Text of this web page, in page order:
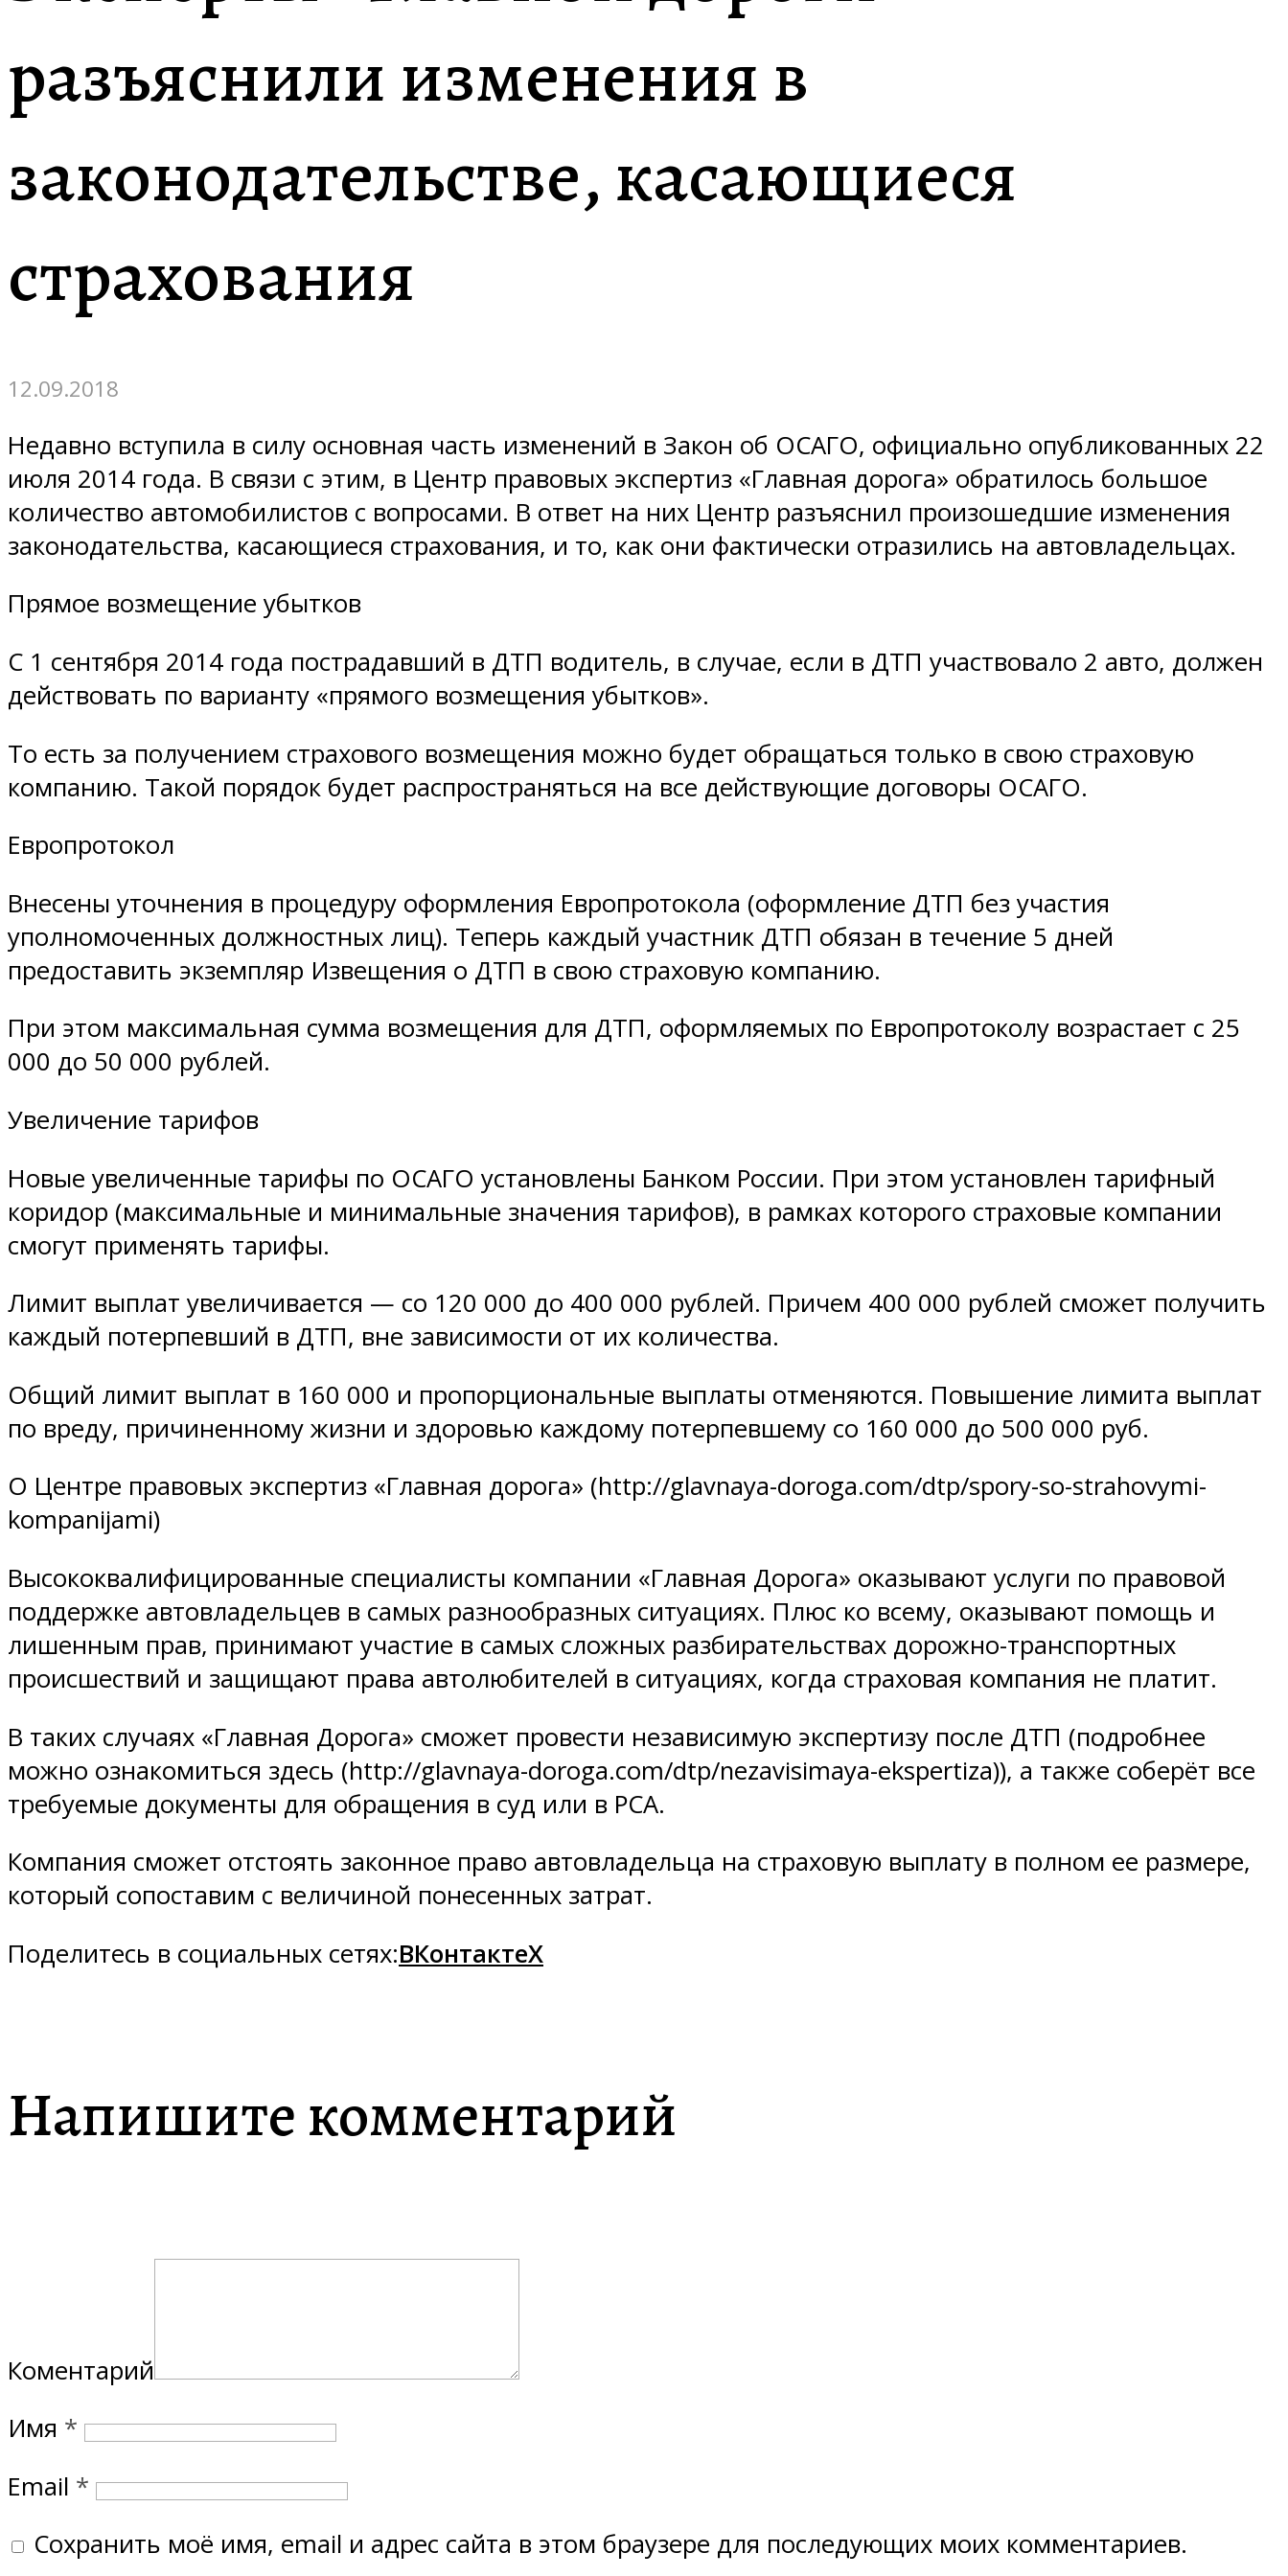
разъяснили изменения в
законодательстве, касающиеся
страхования
12.09.2018
Недавно вступила в силу основная часть изменений в Закон об ОСАГО, официально опубликованных 22
июля 2014 года. В связи с этим, в Центр правовых экспертиз «Главная дорога» обратилось большое
количество автомобилистов с вопросами. В ответ на них Центр разъяснил произошедшие изменения
законодательства, касающиеся страхования, и то, как они фактически отразились на автовладельцах.
Прямое возмещение убытков
С 1 сентября 2014 года пострадавший в ДТП водитель, в случае, если в ДТП участвовало 2 авто, должен
действовать по варианту «прямого возмещения убытков».
То есть за получением страхового возмещения можно будет обращаться только в свою страховую
компанию. Такой порядок будет распространяться на все действующие договоры ОСАГО.
Европротокол
Внесены уточнения в процедуру оформления Европротокола (оформление ДТП без участия
уполномоченных должностных лиц). Теперь каждый участник ДТП обязан в течение 5 дней
предоставить экземпляр Извещения о ДТП в свою страховую компанию.
При этом максимальная сумма возмещения для ДТП, оформляемых по Европротоколу возрастает с 25
000 до 50 000 рублей.
Увеличение тарифов
Новые увеличенные тарифы по ОСАГО установлены Банком России. При этом установлен тарифный
коридор (максимальные и минимальные значения тарифов), в рамках которого страховые компании
смогут применять тарифы.
Лимит выплат увеличивается — со 120 000 до 400 000 рублей. Причем 400 000 рублей сможет получить
каждый потерпевший в ДТП, вне зависимости от их количества.
Общий лимит выплат в 160 000 и пропорциональные выплаты отменяются. Повышение лимита выплат
по вреду, причиненному жизни и здоровью каждому потерпевшему со 160 000 до 500 000 руб.
О Центре правовых экспертиз «Главная дорога» (http://glavnaya-doroga.com/dtp/spory-so-strahovymi-
kompanijami)
Высококвалифицированные специалисты компании «Главная Дорога» оказывают услуги по правовой
поддержке автовладельцев в самых разнообразных ситуациях. Плюс ко всему, оказывают помощь и
лишенным прав, принимают участие в самых сложных разбирательствах дорожно-транспортных
происшествий и защищают права автолюбителей в ситуациях, когда страховая компания не платит.
В таких случаях «Главная Дорога» сможет провести независимую экспертизу после ДТП (подробнее
можно ознакомиться здесь (http://glavnaya-doroga.com/dtp/nezavisimaya-ekspertiza)), а также соберёт все
требуемые документы для обращения в суд или в РСА.
Компания сможет отстоять законное право автовладельца на страховую выплату в полном ее размере,
который сопоставим с величиной понесенных затрат.
Поделитесь в социальных сетях:ВКонтактеX
Напишите комментарий
Коментарий
Имя *
Email *
Сохранить моё имя, email и адрес сайта в этом браузере для последующих моих комментариев.